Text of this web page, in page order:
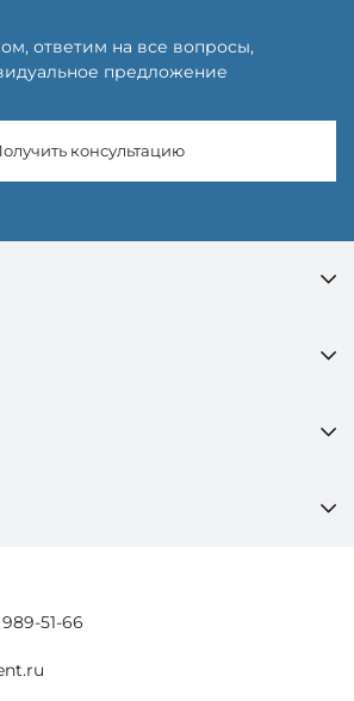
ответим на все вопросы,
предложение
консультацию
51-66